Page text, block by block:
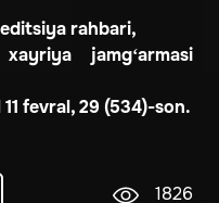
rahbari,
jamg‘armasi
fevral, 29 (534)-son.
1826